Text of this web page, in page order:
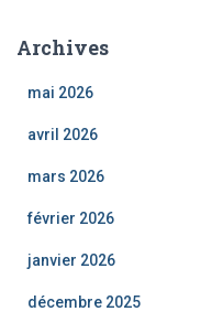
Archives
mai 2026
avril 2026
mars 2026
février 2026
janvier 2026
décembre 2025